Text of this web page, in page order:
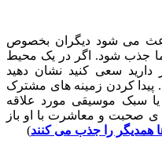
می شود دیگران بخصوص
جذب شود. اگر در یک محیط
سعی کنید نشان دهید
کردن زمینه های مشترک
سبک موسیقی مورد علاقه
ی صحبت و معاشرت با او باز
همدیگر را جذب می کنند)